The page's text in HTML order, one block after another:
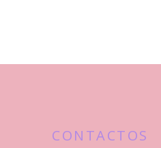
CONTACTOS